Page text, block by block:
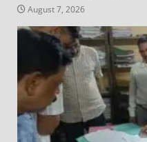
August 7, 2026